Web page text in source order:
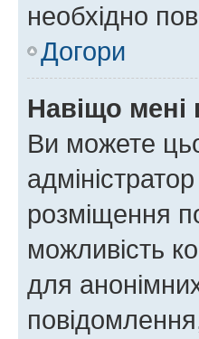
необхідно
Догори
Навіщо мені
Ви можете
розміщення
можливість
для